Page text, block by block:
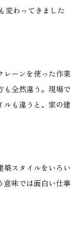
わってきました
レーンを使った作業
も全然違う。現場で
ルも違うと、家の建
築スタイルをいろい
意味では面白い仕事